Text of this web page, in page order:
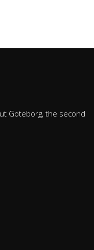
Goteborg, the second